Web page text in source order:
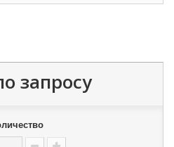
запросу